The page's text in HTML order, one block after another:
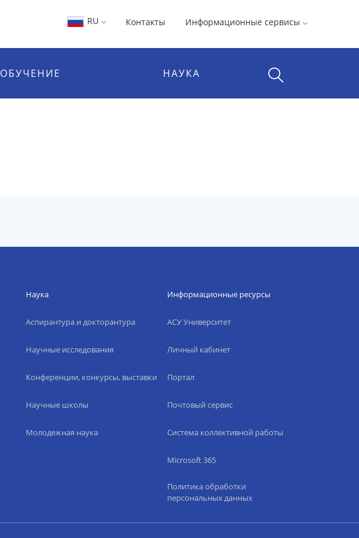
RU Контакты Информационные сервисы
ОБУЧЕНИЕ НАУКА
Наука
Аспирантура и докторантура
Научные исследования
Конференции, конкурсы, выставки
Научные школы
Молодежная наука
Информационные ресурсы
АСУ Университет
Личный кабинет
Портал
Почтовый сервис
Система коллективной работы
Microsoft 365
Политика обработки
персональных данных